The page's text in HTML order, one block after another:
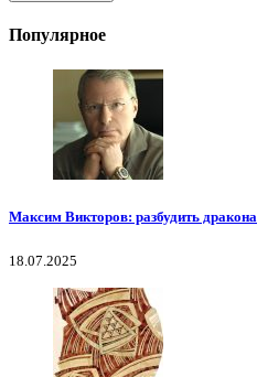
Популярное
Максим Викторов: разбудить дракона
18.07.2025